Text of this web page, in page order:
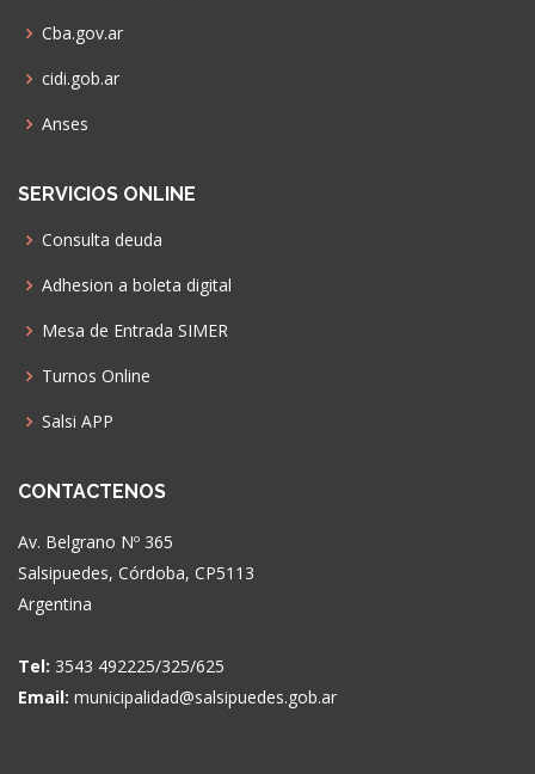
Cba.gov.ar
cidi.gob.ar
Anses
SERVICIOS ONLINE
Consulta deuda
Adhesion a boleta digital
Mesa de Entrada SIMER
Turnos Online
Salsi APP
CONTACTENOS
Av. Belgrano Nº 365
Salsipuedes, Córdoba, CP5113
Argentina
Tel: 3543 492225/325/625
Email: municipalidad@salsipuedes.gob.ar